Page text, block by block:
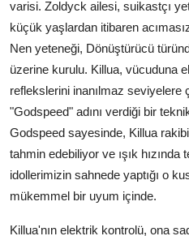
varisi. Zoldyck ailesi, suikastçı
küçük yaşlardan itibaren
Nen yeteneği, Dönüştürücü
üzerine kurulu. Killua, vücuduna
reflekslerini inanılmaz seviyelere
"Godspeed" adını verdiği bir
Godspeed sayesinde, Killua
tahmin edebiliyor ve ışık
idollerimizin sahnede yaptığı o
mükemmel bir uyum içinde.
Killua'nın elektrik kontrolü, ona